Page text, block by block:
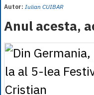
Autor: Iulian CUIBAR
Anul acesta,